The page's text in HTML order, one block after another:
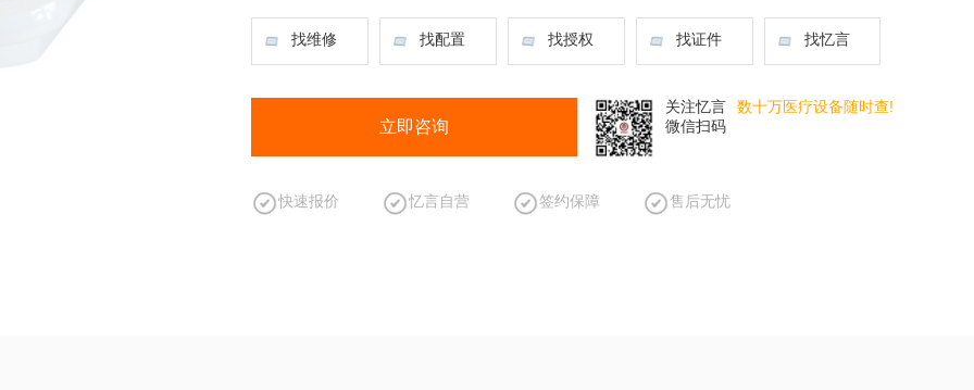
找维修 找配置 找授权 找证件 找忆言
立即咨询
关注忆言
微信扫码
数十万医疗设备随时查!
快速报价 忆言自营 签约保障 售后无忧